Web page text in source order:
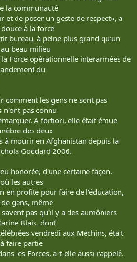
la communauté
et de poser un geste de respect», a
à la force
bureau, à peine plus grand qu'un
beau milieu
Force opérationnelle interarmées de
du
comment les gens ne sont pas
n'ont pas connu
A fortiori, elle était émue
des deux
à mourir en Afghanistan depuis la
Goddard 2006.
honorée, d'une certaine façon.
les autres
en profite pour faire de l'éducation,
gens, même
pas qu'il y a des aumôniers
Blais, dont
vendredi aux Méchins, était
faire partie
les Forces, a-t-elle aussi rappelé.